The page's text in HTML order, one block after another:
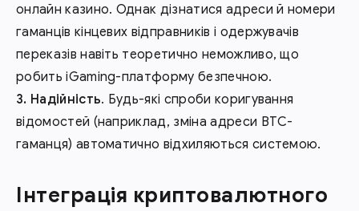
онлайн казино. Однак дізнатися адреси й номери
гаманців кінцевих відправників і одержувачів
переказів навіть теоретично неможливо, що
робить iGaming-платформу безпечною.
Надійність. Будь-які спроби коригування
відомостей (наприклад, зміна адреси BTC-
гаманця) автоматично відхиляються системою.
Інтеграція криптовалютного